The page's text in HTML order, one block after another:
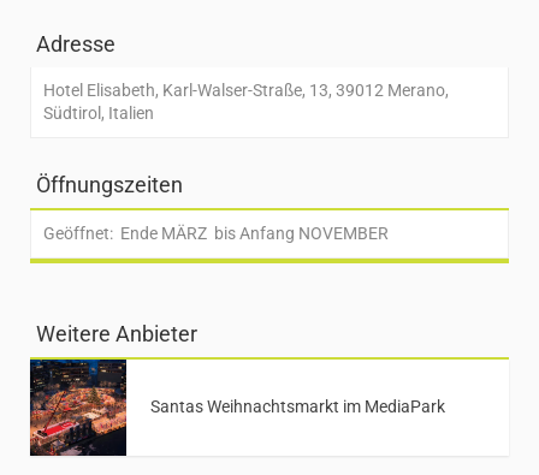
Adresse
Hotel Elisabeth, Karl-Walser-Straße, 13, 39012 Merano,
Südtirol, Italien
Öffnungszeiten
Geöffnet: Ende MÄRZ bis Anfang NOVEMBER
Weitere Anbieter
Santas Weihnachtsmarkt im MediaPark